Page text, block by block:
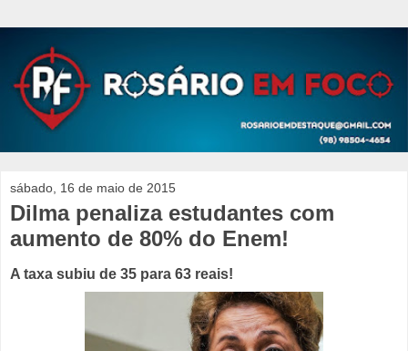
sábado, 16 de maio de 2015
Dilma penaliza estudantes com
aumento de 80% do Enem!
A taxa subiu de 35 para 63 reais!